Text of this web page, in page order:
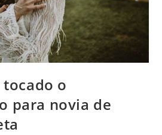
o
para novia de